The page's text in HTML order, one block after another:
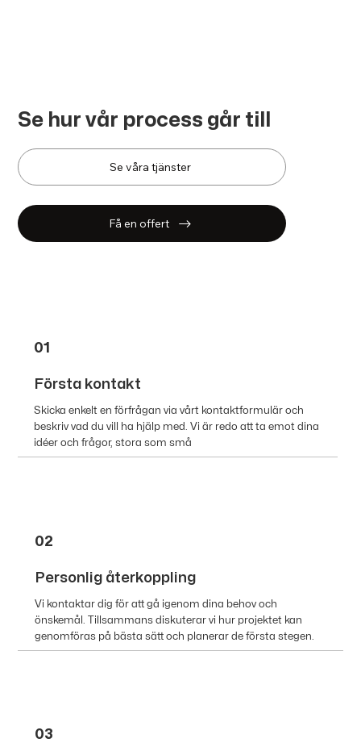
02
Personlig återkoppling
Vi kontaktar dig för att gå igenom dina behov och
önskemål. Tillsammans diskuterar vi hur projektet kan
genomföras på bästa sätt och planerar de första stegen.
03
01
Första kontakt
Skicka enkelt en förfrågan via vårt kontaktformulär och
beskriv vad du vill ha hjälp med. Vi är redo att ta emot dina
idéer och frågor, stora som små
Se hur vår process går till
Få en offert
Se våra tjänster